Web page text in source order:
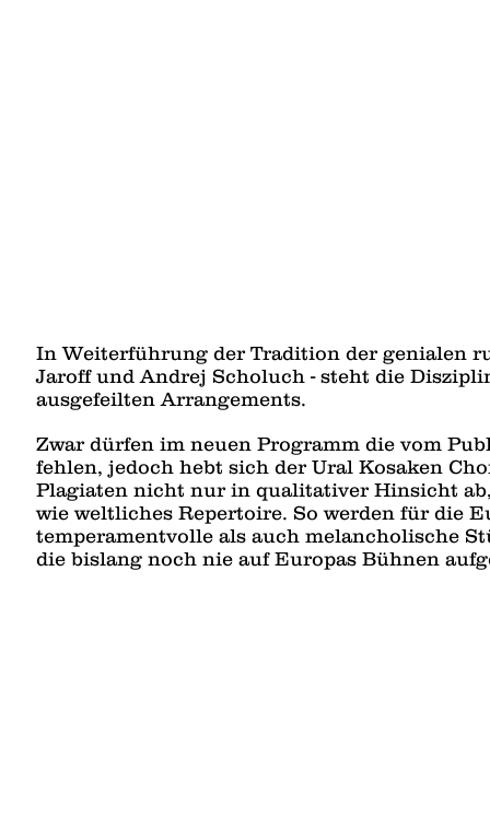
In Weiterführung der Tradition der genialen
Jaroff und Andrej Scholuch - steht die
ausgefeilten Arrangements.
Zwar dürfen im neuen Programm die vom
fehlen, jedoch hebt sich der Ural Kosaken
Plagiaten nicht nur in qualitativer Hinsicht
wie weltliches Repertoire. So werden für die
temperamentvolle als auch melancholische
die bislang noch nie auf Europas Bühnen